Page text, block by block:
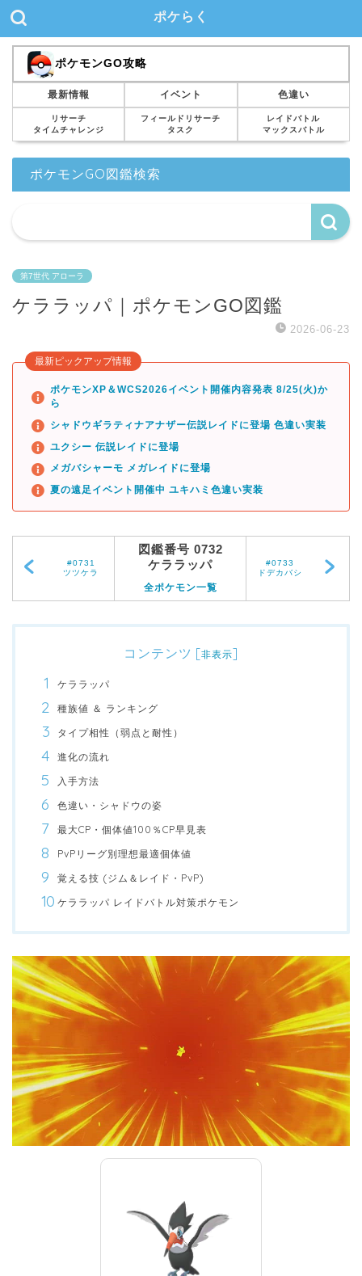
ポケらく
ポケモンGO攻略
最新情報 イベント 色違い
リサーチ
タイムチャレンジ
フィールドリサーチ
タスク
レイドバトル
マックスバトル
ポケモンGO図鑑検索
第7世代 アローラ
ケララッパ｜ポケモンGO図鑑
2026-06-23
最新ピックアップ情報
ポケモンXP＆WCS2026イベント開催内容発表 8/25(火)か
ら
シャドウギラティナアナザー伝説レイドに登場 色違い実装
ユクシー 伝説レイドに登場
メガバシャーモ メガレイドに登場
夏の遠足イベント開催中 ユキハミ色違い実装
#0731
ツツケラ
図鑑番号 0732
ケララッパ
全ポケモン一覧
#0733
ドデカバシ
コンテンツ [非表示]
ケララッパ
種族値 ＆ ランキング
タイプ相性（弱点と耐性）
進化の流れ
入手方法
色違い・シャドウの姿
最大CP・個体値100％CP早見表
PvPリーグ別理想最適個体値
覚える技 (ジム＆レイド・PvP)
ケララッパ レイドバトル対策ポケモン
00:00 /01:00